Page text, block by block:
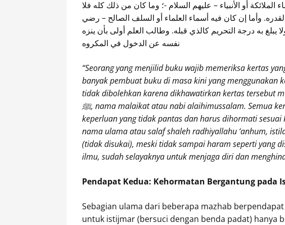
أو الأنبياء – عليهم السلام -؛ وما كان من ذلك كله فلا
لقدره. وأما إن كان فيه أسماء العلماء أو السلف الصالح – رضي
يبلغ به درجة التحريم كالذي قبله. وطالب العلم أولى بأن ينزه
نفسه عن الدخول في المكروه
“Seorang yang menjilid buku wajib memeriksa kertas
banyak pembuat buku di masa kini yang menggunakan
tidak dibolehkan karena dikhawatirkan kertas tersebut
ﷺ, nama malaikat atau nabi alaihimussalam. Semua kertas tersebut haram digunakan untuk
keperluan yang tidak pantas dan harus dihormati
nama ulama atau salaf shaleh radhiyallahu ‘anhum,
(tidak disukai), meski tidak sampai haram seperti yang
ilmu, sudah selayaknya untuk menjaga diri dan
Pendapat Kedua: Kehormatan Bergantung pada
Sebagian ulama dari beberapa mazhab
untuk istijmar (bersuci dengan benda padat) hanya